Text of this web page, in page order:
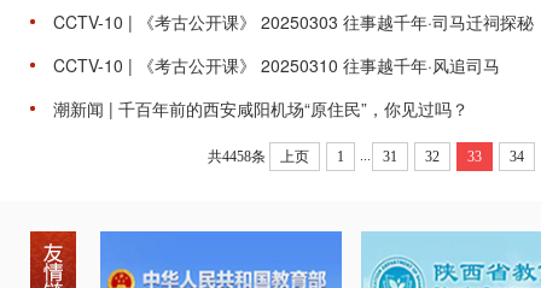
CCTV-10 | 《考古公开课》 20250303 往事越千年·司马迁祠探秘
CCTV-10 | 《考古公开课》 20250310 往事越千年·风追司马
潮新闻 | 千百年前的西安咸阳机场“原住民”，你见过吗？
共4458条 上页 1 31 32 33 34